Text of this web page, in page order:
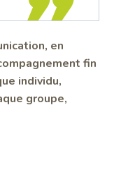
en
fin
individu,
groupe,